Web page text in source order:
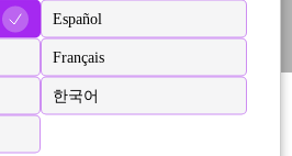
Español
Français
한국어